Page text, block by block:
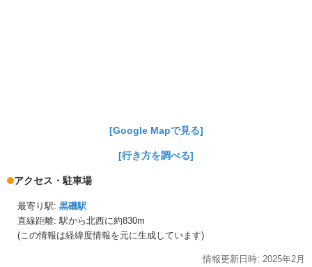
[Google Mapで見る]
[行き方を調べる]
アクセス・駐車場
最寄り駅: 黒磯駅
直線距離: 駅から北西に約830m
(この情報は経緯度情報を元に生成しています)
情報更新日時: 2025年2月